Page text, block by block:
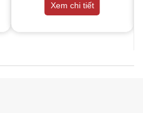
Xem chi tiết